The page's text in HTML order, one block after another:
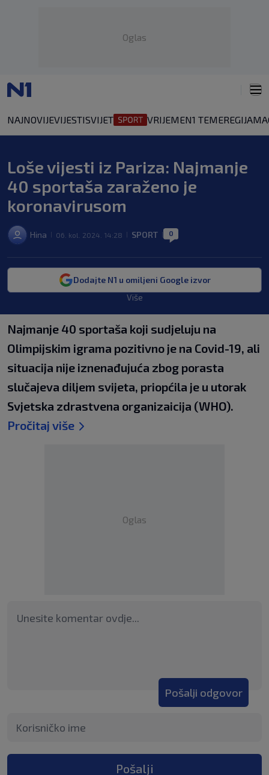
Oglas
NAJNOVIJEVIJESTISVIJET VRIJEMEN1 TEMEREGIJA
Loše vijesti iz Pariza: Najmanje
40 sportaša zaraženo je
koronavirusom
Hina 06. kol. 2024. 14:28 SPORT 0
Dodajte N1 u omiljeni Google izvor
Više
Najmanje 40 sportaša koji sudjeluju na
Olimpijskim igrama pozitivno je na Covid-19, ali
situacija nije iznenađujuća zbog porasta
slučajeva diljem svijeta, priopćila je u utorak
Svjetska zdrastvena organizaicija (WHO).
Pročitaj više
Oglas
Pošalji odgovor
Pošalji